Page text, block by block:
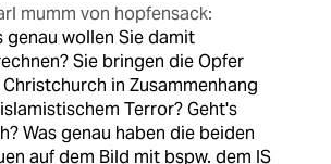
mumm von hopfensack:
genau wollen Sie damit
Sie bringen die Opfer
in Zusammenhang
Terror? Geht's
Was genau haben die beiden
auf dem Bild mit bspw. dem IS